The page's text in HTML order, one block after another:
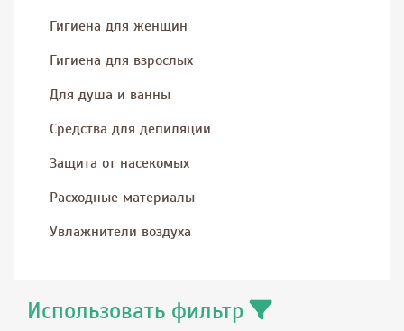
Гигиена для женщин
Гигиена для взрослых
Для душа и ванны
Средства для депиляции
Защита от насекомых
Расходные материалы
Увлажнители воздуха
Использовать фильтр